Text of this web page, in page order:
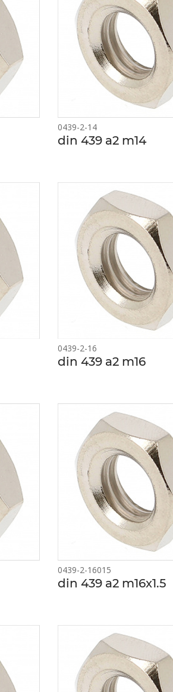
0439-2-14
din 439 a2 m14
0439-2-16
din 439 a2 m16
0439-2-16015
din 439 a2 m16x1.5